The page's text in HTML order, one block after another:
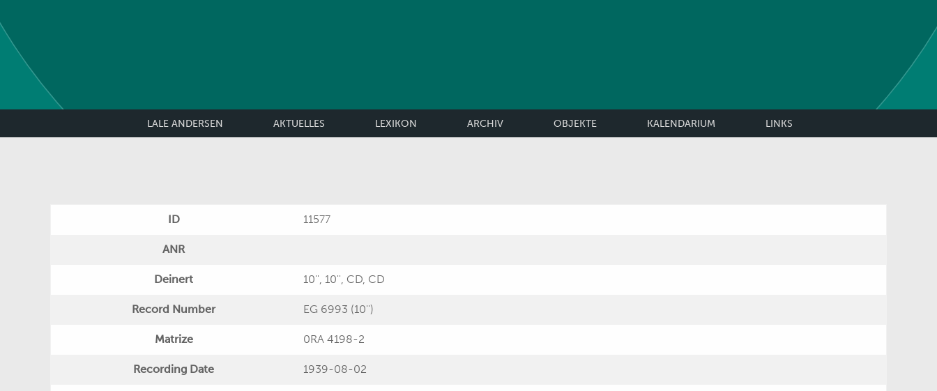
LALE ANDERSEN AKTUELLES LEXIKON ARCHIV OBJEKTE KALENDARIUM LINKS
ID 11577
ANR
Deinert 10'', 10'', CD, CD
Record Number EG 6993 (10'')
Matrize 0RA 4198-2
Recording Date 1939-08-02